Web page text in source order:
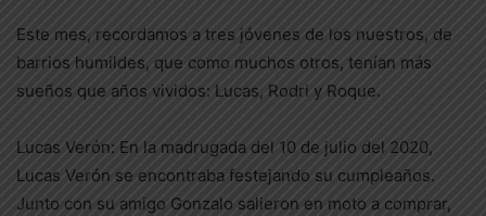
Este mes, recordamos a tres jóvenes de los nuestros, de
barrios humildes, que como muchos otros, tenían más
sueños que años vividos: Lucas, Rodri y Roque.
Lucas Verón: En la madrugada del 10 de julio del 2020,
Lucas Verón se encontraba festejando su cumpleaños.
Junto con su amigo Gonzalo salieron en moto a comprar,